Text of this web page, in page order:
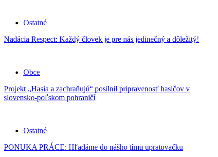
Ostatné
Nadácia Respect: Každý človek je pre nás jedinečný a dôležitý!
Obce
Projekt „Hasia a zachraňujú“ posilnil pripravenosť hasičov v
slovensko-poľskom pohraničí
Ostatné
PONUKA PRÁCE: Hľadáme do nášho tímu upratovačku